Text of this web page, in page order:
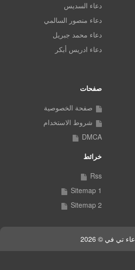
دعاء السديس
دعاء منصور السالمي
دعاء محمد جبريل
دعاء ادريس أبكر
صفحات
صفحة الخصوصية
شروط الاستخدام
DMCA
خرائط
Rss
Sitemap 1
Sitemap 2
تي في © 2026